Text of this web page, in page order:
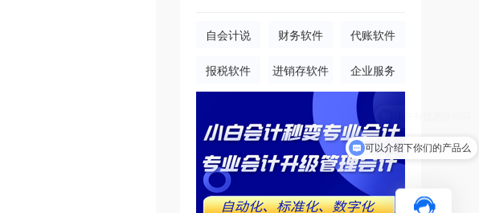
自会计说 财务软件 代账软件
报税软件 进销存软件 企业服务
可以介绍下你们的产品么